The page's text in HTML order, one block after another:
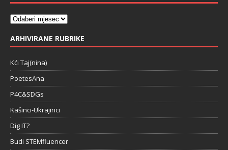
ARHIVIRANE RUBRIKE
Kći Taj(nina)
PoetesAna
P4C&SDGs
Kašinci-Ukrajinci
Dig IT?
Budi STEMfluencer